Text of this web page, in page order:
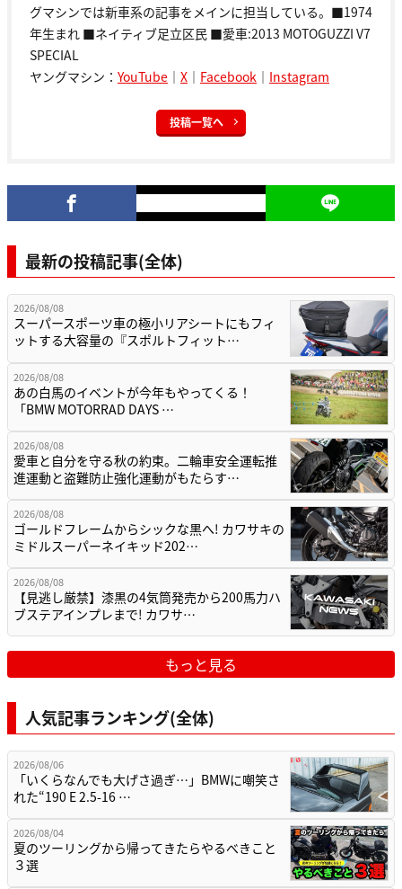
グマシンでは新車系の記事をメインに担当している。■1974
年生まれ ■ネイティブ足立区民 ■愛車:2013 MOTOGUZZI V7
SPECIAL
ヤングマシン： YouTube ｜ X ｜ Facebook ｜ Instagram
投稿一覧へ
最新の投稿記事(全体)
2026/08/08
スーパースポーツ車の極小リアシートにもフィ
ットする大容量の『スポルトフィット…
2026/08/08
あの白馬のイベントが今年もやってくる！
「BMW MOTORRAD DAYS …
2026/08/08
愛車と自分を守る秋の約束。二輪車安全運転推
進運動と盗難防止強化運動がもたらす…
2026/08/08
ゴールドフレームからシックな黒へ! カワサキの
ミドルスーパーネイキッド202…
2026/08/08
【見逃し厳禁】漆黒の4気筒発売から200馬力ハ
ブステアインプレまで! カワサ…
もっと見る
人気記事ランキング(全体)
2026/08/06
「いくらなんでも大げさ過ぎ…」BMWに嘲笑さ
れた“190 E 2.5-16 …
2026/08/04
夏のツーリングから帰ってきたらやるべきこと
３選